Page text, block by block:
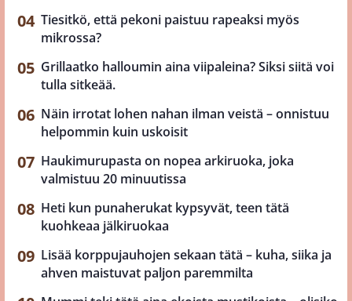
Tiesitkö, että pekoni paistuu rapeaksi myös
mikrossa?
Grillaatko halloumin aina viipaleina? Siksi siitä voi
tulla sitkeää.
Näin irrotat lohen nahan ilman veistä – onnistuu
helpommin kuin uskoisit
Haukimurupasta on nopea arkiruoka, joka
valmistuu 20 minuutissa
Heti kun punaherukat kypsyvät, teen tätä
kuohkeaa jälkiruokaa
Lisää korppujauhojen sekaan tätä – kuha, siika ja
ahven maistuvat paljon paremmilta